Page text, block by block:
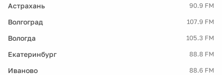
Астрахань 90.9 FM
Волгоград 107.9 FM
Вологда 105.3 FM
Екатеринбург 88.8 FM
Иваново 88.6 FM